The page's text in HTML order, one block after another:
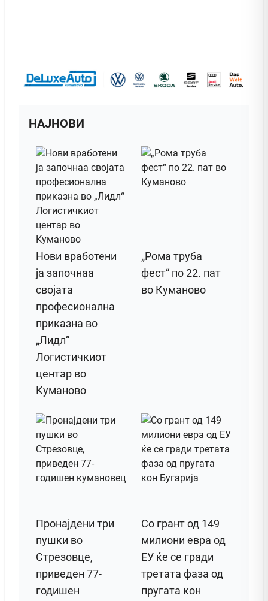
НАЈНОВИ
Нови вработени
ја започнаа
својата
професионална
приказна во
„Лидл“
Логистичкиот
центар во
Куманово
„Рома труба
фест“ по 22. пат
во Куманово
Пронајдени три
пушки во
Стрезовце,
приведен 77-
годишен
Со грант од 149
милиони евра од
ЕУ ќе се гради
третата фаза од
пругата кон